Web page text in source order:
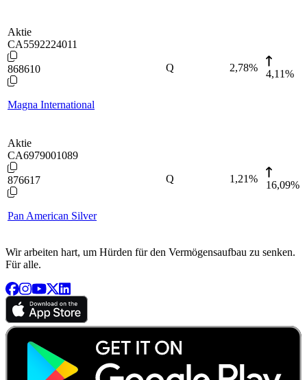
Aktie
CA5592224011
868610
Magna International
Q 2,78%
4,11%
Aktie
CA6979001089
876617
Pan American Silver
Q 1,21%
16,09%
Wir arbeiten hart, um Hürden für den Vermögensaufbau zu senken.
Für alle.